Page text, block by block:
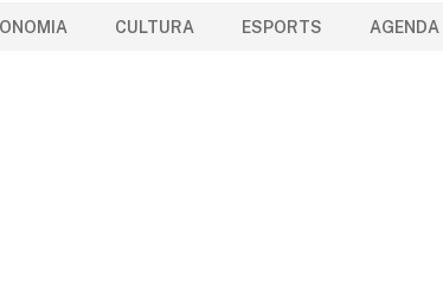
CULTURA ESPORTS AGENDA